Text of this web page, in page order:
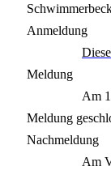
Anmeldung
Meldung
Am 15.
Meldung
Nachmeldung
Am Vortag